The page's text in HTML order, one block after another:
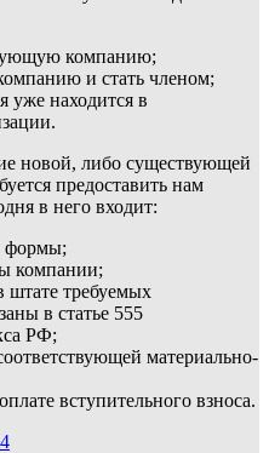
компанию;
и стать членом;
уже находится в
новой, либо существующей
предоставить нам
в него входит:
формы;
компании;
штате требуемых
в статье 555
РФ;
материально-
вступительного взноса.